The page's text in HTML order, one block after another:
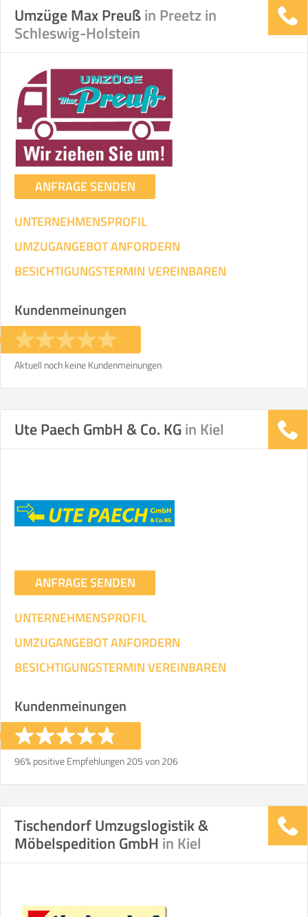
Stunden
KOSTENSCHÄTZUNG:
ICH WILL SELBST UMZIEHEN
Mit Umzugsunternehmen
Mitarbeiter Zeit pro Mitarbeiter Gesamt-Arbeitszeit
KOSTENSCHÄTZUNG:
ICH MÖCHTE ANGEBOTE ANFORDERN
SO ERRECHNET SICH DIE KOSTENSCHÄTZUNG
Umzüge Max Preußin Preetz in
Schleswig-Holstein
ANFRAGE SENDEN
UNTERNEHMENSPROFIL
UMZUGANGEBOT ANFORDERN
BESICHTIGUNGSTERMIN VEREINBAREN
Kundenmeinungen
Aktuell noch keine Kundenmeinungen
Ute Paech GmbH & Co. KGin Kiel
ANFRAGE SENDEN
UNTERNEHMENSPROFIL
UMZUGANGEBOT ANFORDERN
BESICHTIGUNGSTERMIN VEREINBAREN
Kundenmeinungen
96% positive Empfehlungen 205 von 206
Tischendorf Umzugslogistik &
Möbelspedition GmbH in Kiel